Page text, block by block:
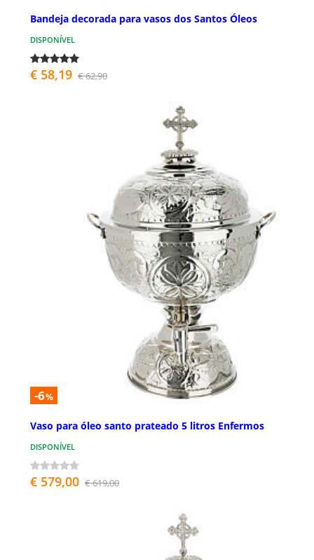
Bandeja decorada para vasos dos Santos Óleos
DISPONÍVEL
€ 58,19 € 62,90
-6%
Vaso para óleo santo prateado 5 litros Enfermos
DISPONÍVEL
€ 579,00 € 619,00